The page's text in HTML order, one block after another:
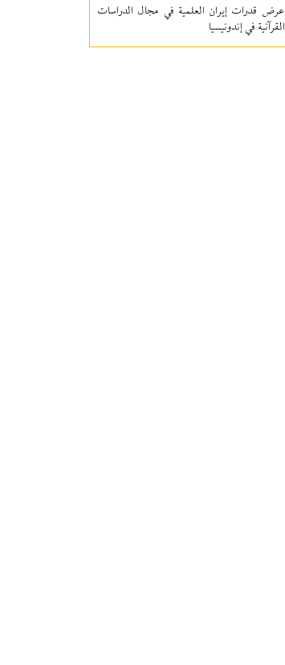
عرض قدرات إيران العلمية في مجال الدراسات
القرآنية في إندونيسيا